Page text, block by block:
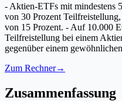
- Aktien-ETFs mit mindestens
von 30 Prozent
von 15 Prozent. - Auf 10.000
Teilfreistellung bei einem
gegenüber einem gewöhnlichen
Zum Rechner→
Zusammenfassung